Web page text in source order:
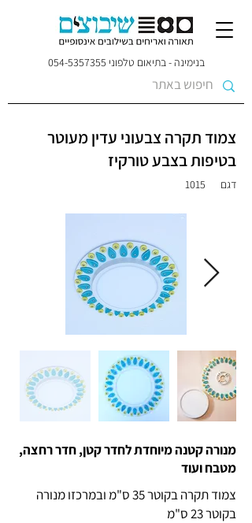
בנימינה - בתיאום טלפוני 054-5357355
צמוד תקרה צבעוני עדין מעוטר
בטיפות בצבע טורקיז
דגם 1015
מנורה קטנה מיוחדת לחדר קטן, חדר רחצה,
מטבח ועוד
צמוד תקרה בקוטר 35 ס"מ ובמרכזו מנורה
בקוטר 23 ס"מ